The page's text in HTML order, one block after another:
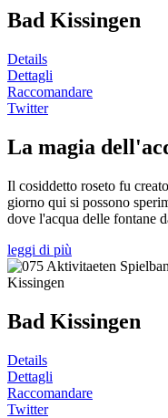
Bad Kissingen
Details
Dettagli
Raccomandare
Twitter
La magia
Il cosiddetto roseto fu
giorno qui si possono
dove l'acqua delle fontane
leggi di più
Bad Kissingen
Details
Dettagli
Raccomandare
Twitter